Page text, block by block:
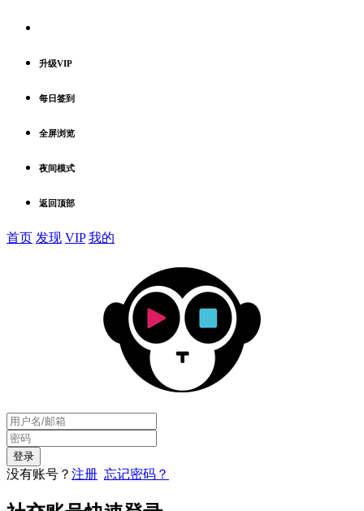
升级VIP
每日签到
全屏浏览
夜间模式
返回顶部
首页 发现 VIP 我的
没有账号？ 注册 忘记密码？